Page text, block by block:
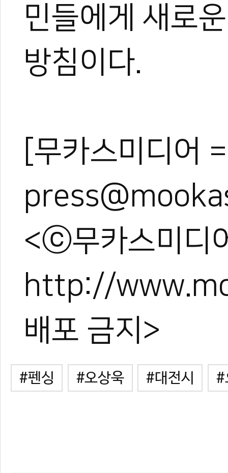
민들에게 새로
방침이다.
[무카스미디어
<ⓒ무카스미디
http://
배포 금지>